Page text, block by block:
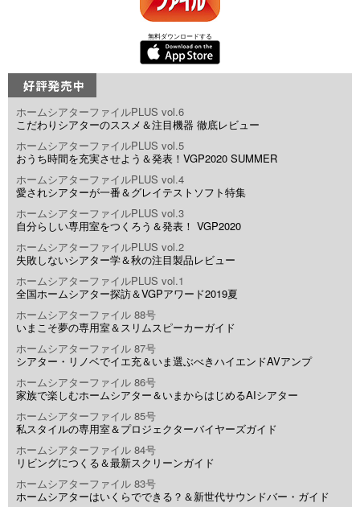
無料ダウンロードする
ホームシアターファイルPLUS vol.6
こだわりシアターのススメ＆注目機器 徹底レビュー
ホームシアターファイルPLUS vol.5
おうち時間を充実させよう＆発表！VGP2020 SUMMER
ホームシアターファイルPLUS vol.4
愛されシアターが一番＆グレイテストソフト特集
ホームシアターファイルPLUS vol.3
自分らしい専用室をつくろう＆発表！ VGP2020
ホームシアターファイルPLUS vol.2
失敗しないシアター学＆秋の注目製品レビュー
ホームシアターファイルPLUS vol.1
全国ホームシアター探訪＆VGPアワード2019夏
ホームシアターファイル 88号
いまこそ夢の専用室＆スリムスピーカーガイド
ホームシアターファイル 87号
シアター・リノベでイエ充＆いま選ぶべきハイエンドAVアンプ
ホームシアターファイル 86号
家族で楽しむホームシアター＆いまからはじめるAIシアター
ホームシアターファイル 85号
私スタイルの専用室＆プロジェクターバイヤーズガイド
ホームシアターファイル 84号
リビングにつくる＆最新スクリーンガイド
ホームシアターファイル 83号
ホームシアターはいくらでできる？＆新世代サウンドバー・ガイド